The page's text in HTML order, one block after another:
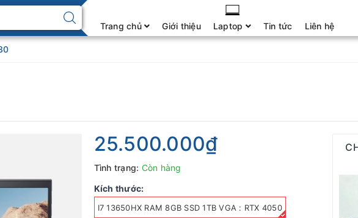
Trang chủ Giới thiệu Laptop Tin tức Liên hệ
25.500.000₫
Tình trạng: Còn hàng
Kích thước:
I7 13650HX RAM 8GB SSD 1TB VGA : RTX 4050